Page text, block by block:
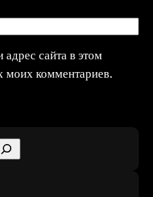
сайта в этом
моих комментариев.